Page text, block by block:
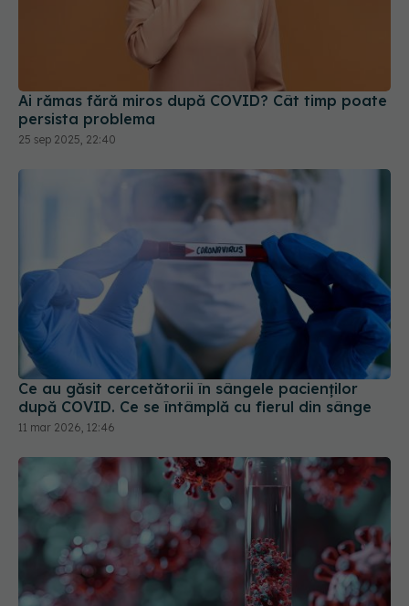
Ai rămas fără miros după COVID? Cât timp poate
persista problema
Ce au găsit cercetătorii în sângele pacienților
după COVID. Ce se întâmplă cu fierul din sânge
11 mar 2026, 12:46